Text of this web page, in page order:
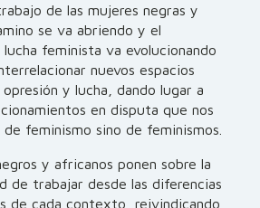
de las mujeres negras y
se va abriendo y el
feminista va evolucionando
nuevos espacios
y lucha, dando lugar a
en disputa que nos
de feminismo sino de feminismos.
y africanos ponen sobre la
de trabajar desde las diferencias
de cada contexto, reivindicando